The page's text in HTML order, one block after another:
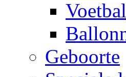
Voetbal
Geboorte